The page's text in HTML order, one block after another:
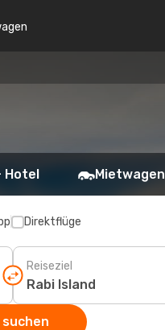
Hotel Mietwagen
Direktflüge
Reiseziel
suchen